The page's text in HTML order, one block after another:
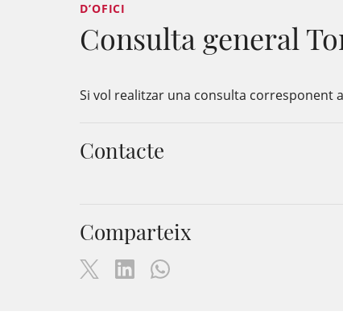
D’OFICI
Consulta general
Si vol realitzar una consulta corresponent
Contacte
Comparteix